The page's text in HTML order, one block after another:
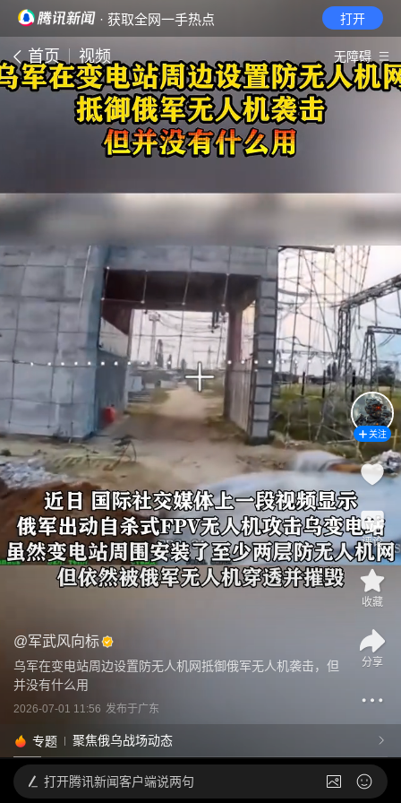
· 获取全网一手热点 打开
首页 视频 无障碍
@军武风向标
乌军在变电站周边设置防无人机网抵御俄军无人机袭击，但
并没有什么用
2026-07-01 11:56 发布于广东
专题 聚焦俄乌战场动态
关注
评论
收藏
分享
打开腾讯新闻客户端说两句